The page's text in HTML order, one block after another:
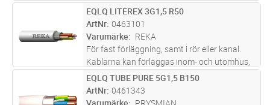
fast förläggning i både inom- och
utomhusmiljöer. Kabeln är uppbyggd med
entrådiga ledare, aluminiumband och
förte...läs mer
M Lägg i kundvagn
EQLQ LITEREX 3G1,5 R50
ArtNr 0463101
Varumärke
REKA
För fast förläggning, samt i rör eller kanal.
Kablarna kan förläggas inom- och utomhus,
dock ej i vatten. Vid förläggning i mark ska
kabeln förses med extra skydd mot
mekaniska påkänningar. Al-skärm
M Lägg i kundvagn
EQLQ TUBE PURE 5G1,5 B150
ArtNr 0461343